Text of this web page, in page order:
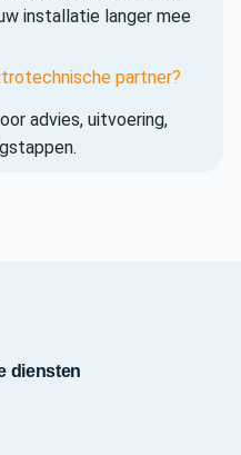
installatie langer mee
partner?
advies, uitvoering,
diensten